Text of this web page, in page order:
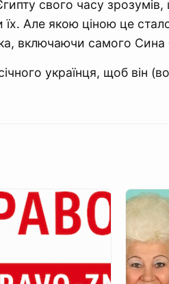
свого часу зрозумів,
їх. Але якою ціною це
включаючи самого
українця, щоб він